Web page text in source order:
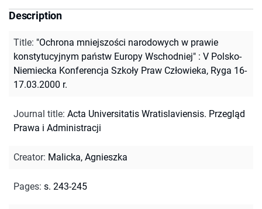
Description
Title: "Ochrona mniejszości narodowych w prawie
konstytucyjnym państw Europy Wschodniej" : V Polsko-
Niemiecka Konferencja Szkoły Praw Człowieka, Ryga 16-
17.03.2000 r.
Journal title: Acta Universitatis Wratislaviensis. Przegląd
Prawa i Administracji
Creator: Malicka, Agnieszka
Pages: s. 243-245